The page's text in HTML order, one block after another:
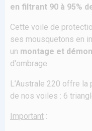
en filtrant 90 à 95%
Cette voile de
ses mousquetons en
un montage et
d'ombrage.
L’Australe 220 offre
de nos voiles : 6
Important :